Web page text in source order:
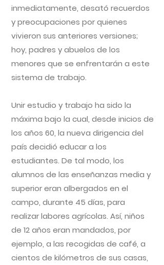
inmediatamente, desató recuerdos
y preocupaciones por quienes
vivieron sus anteriores versiones;
hoy, padres y abuelos de los
menores que se enfrentarán a este
sistema de trabajo.
Unir estudio y trabajo ha sido la
máxima bajo la cual, desde inicios de
los años 60, la nueva dirigencia del
país decidió educar a los
estudiantes. De tal modo, los
alumnos de las enseñanzas media y
superior eran albergados en el
campo, durante 45 días, para
realizar labores agrícolas. Así, niños
de 12 años eran mandados, por
ejemplo, a las recogidas de café, a
cientos de kilómetros de sus casas,